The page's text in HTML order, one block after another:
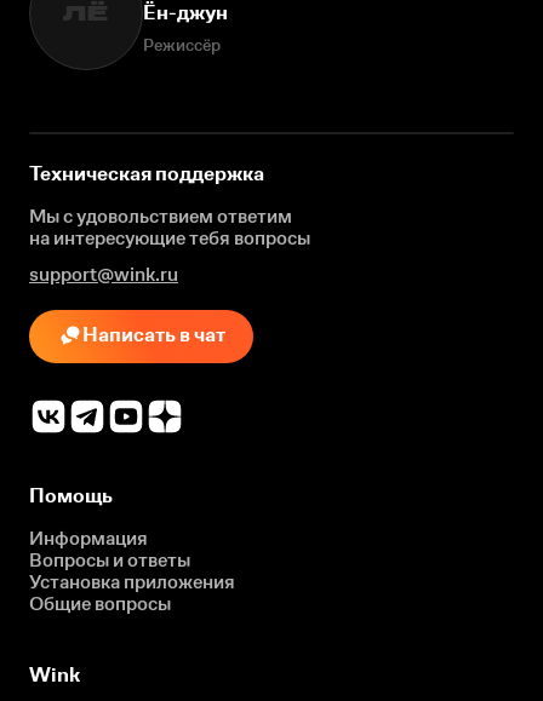
ЛЁ
Ён-джун
Режиссёр
Техническая поддержка
Мы с удовольствием ответим
на интересующиетебя вопросы
support@wink.ru
Написать в чат
Помощь
Информация
Вопросы и ответы
Установка приложения
Общие вопросы
Wink